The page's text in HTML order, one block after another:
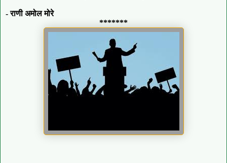
- राणी अमोल मोरे
*******